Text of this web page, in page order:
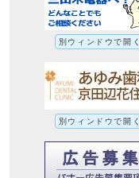
別ウィンドウで開く
別ウィンドウで開く